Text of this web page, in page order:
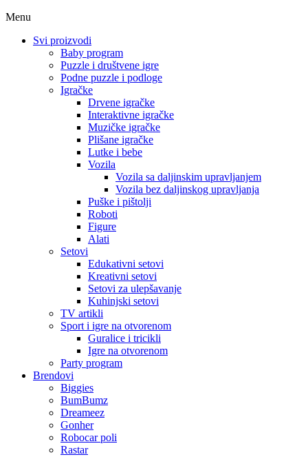
Menu
Svi proizvodi
Baby program
Puzzle i društvene igre
Podne puzzle i podloge
Igračke
Drvene igračke
Interaktivne igračke
Muzičke igračke
Plišane igračke
Lutke i bebe
Vozila
Vozila sa daljinskim upravljanjem
Vozila bez daljinskog upravljanja
Puške i pištolji
Roboti
Figure
Alati
Setovi
Edukativni setovi
Kreativni setovi
Setovi za ulepšavanje
Kuhinjski setovi
TV artikli
Sport i igre na otvorenom
Guralice i tricikli
Igre na otvorenom
Party program
Brendovi
Biggies
BumBumz
Dreameez
Gonher
Robocar poli
Rastar